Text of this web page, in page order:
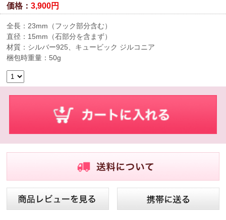
価格：3,900円
全長：23mm（フック部分含む）
直径：15mm（石部分を含まず）
材質：シルバー925、キュービック ジルコニア
梱包時重量：50g